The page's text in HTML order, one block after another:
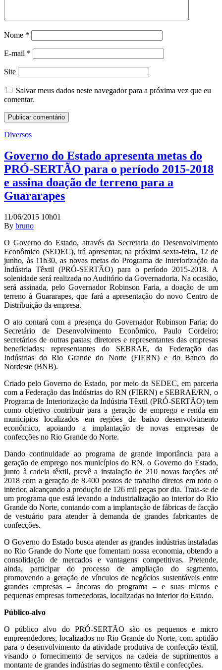
Nome *
E-mail *
Site
Salvar meus dados neste navegador para a próxima vez que eu
comentar.
Diversos
Governo do Estado apresenta metas do
PRÓ-SERTÃO para o período 2015-2018
e assina doação de terreno para a
Guararapes
11/06/2015 10h01
By bruno
O Governo do Estado, através da Secretaria do Desenvolvimento
Econômico (SEDEC), irá apresentar, na próxima sexta-feira, 12 de
junho, às 11h30, as novas metas do Programa de Interiorização da
Indústria Têxtil (PRÓ-SERTÃO) para o período 2015-2018. A
solenidade será realizada no Auditório da Governadoria. Na ocasião,
será assinada, pelo Governador Robinson Faria, a doação de um
terreno à Guararapes, que fará a apresentação do novo Centro de
Distribuição da empresa.
O ato contará com a presença do Governador Robinson Faria; do
Secretário de Desenvolvimento Econômico, Paulo Cordeiro;
secretários de outras pastas; diretores e representantes das empresas
beneficiadas; representantes do SEBRAE, da Federação das
Indústrias do Rio Grande do Norte (FIERN) e do Banco do
Nordeste (BNB).
Criado pelo Governo do Estado, por meio da SEDEC, em parceria
com a Federação das Indústrias do RN (FIERN) e SEBRAE/RN, o
Programa de Interiorização da Indústria Têxtil (PRÓ-SERTÃO) tem
como objetivo contribuir para a geração de emprego e renda em
municípios localizados em regiões de baixo desenvolvimento
econômico, apoiando a implantação de novas empresas de
confecções no Rio Grande do Norte.
Dando continuidade ao programa de grande importância para a
geração de emprego nos municípios do RN, o Governo do Estado,
junto à cadeia têxtil, prevê a instalação de 210 novas facções até
2018 com a geração de 8.400 postos de trabalho diretos em todo o
interior, alcançando a produção de 126 mil peças por dia. Trata-se de
um programa que está levando a industrialização ao interior do Rio
Grande do Norte, contando com a implantação de fábricas de facção
de vestuário para atender à demanda de grandes fabricantes de
confecções.
O Governo do Estado busca atender as grandes indústrias instaladas
no Rio Grande do Norte que fomentam nossa economia, obtendo a
consolidação de mercados e vantagens competitivas. Pretende,
ainda, participar do processo de ampliação do segmento,
promovendo a geração de vínculos de negócios sustentáveis entre
grandes empresas – âncoras do programa – e suas micros e
pequenas empresas fornecedoras, localizadas no interior do Estado.
Público-alvo
O público alvo do PRÓ-SERTÃO são os pequenos e micro
empreendedores, localizados no Rio Grande do Norte, com aptidão
para o desenvolvimento da atividade produtiva de confecção têxtil,
visando o fornecimento de serviços na cadeia de suprimentos a
montante de grandes indústrias do segmento têxtil e confecções.